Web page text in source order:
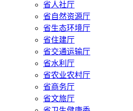
省人社厅
省自然资源厅
省生态环境厅
省住建厅
省交通运输厅
省水利厅
省农业农村厅
省商务厅
省文旅厅